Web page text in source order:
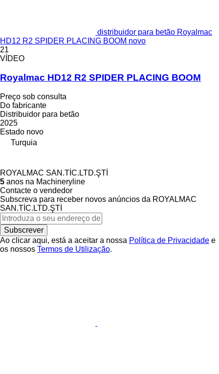
distribuidor para betão Royalmac
HD12 R2 SPIDER PLACING BOOM novo
21
VÍDEO
Royalmac HD12 R2 SPIDER PLACING BOOM
Preço sob consulta
Do fabricante
Distribuidor para betão
2025
Estado novo
Turquia
ROYALMAC SAN.TİC.LTD.ŞTİ
5 anos na Machineryline
Contacte o vendedor
Subscreva para receber novos anúncios da ROYALMAC
SAN.TİC.LTD.ŞTİ
Subscrever
Ao clicar aqui, está a aceitar a nossa Política de Privacidade e
os nossos Termos de Utilização.